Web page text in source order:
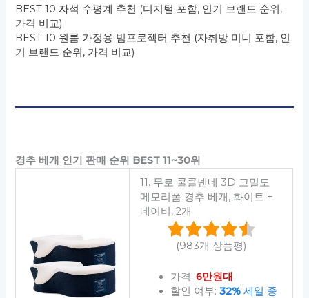
BEST 10 자석 수평계 추천 (디지털 포함, 인기 브랜드 순위,
가격 비교)
BEST 10 원룸 가정용 빔프로젝터 추천 (자취방 미니 포함, 인
기 브랜드 순위, 가격 비교)
경추 베개 인기 판매 순위 BEST 11~30위
11. 무로 쿨쿨넨네 3D 고밀도
메모리폼 경추 베개, 화이트 +
네이비, 2개
(983개 상품평)
가격: 6만원대
할인 여부: 32%세일 중